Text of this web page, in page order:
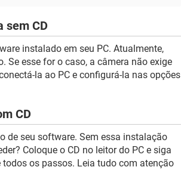
sem CD
instalado em seu PC. Atualmente,
Se esse for o caso, a câmera não exige
la ao PC e configurá-la nas opções
CD
de seu software. Sem essa instalação
Coloque o CD no leitor do PC e siga
os passos. Leia tudo com atenção